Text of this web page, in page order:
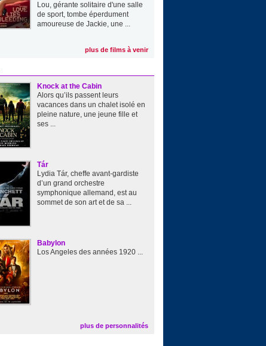
Lou, gérante solitaire d'une salle
de sport, tombe éperdument
amoureuse de Jackie, une ...
plus de films à venir
Knock at the Cabin
Alors qu’ils passent leurs
vacances dans un chalet isolé en
pleine nature, une jeune fille et
ses ...
Tár
Lydia Tár, cheffe avant-gardiste
d’un grand orchestre
symphonique allemand, est au
sommet de son art et de sa ...
Babylon
Los Angeles des années 1920 ...
plus de personnalités